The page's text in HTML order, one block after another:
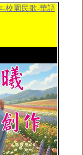
-校園民歌-華語